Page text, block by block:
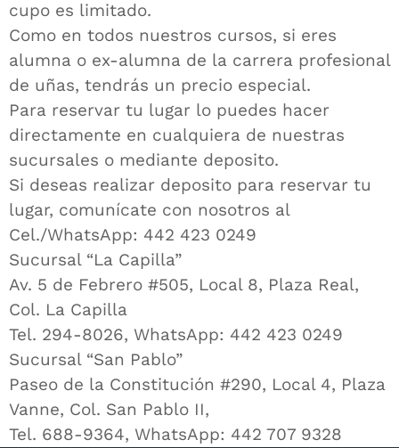
cupo es limitado.
Como en todos nuestros cursos, si eres
alumna o ex-alumna de la carrera profesional
de uñas, tendrás un precio especial.
Para reservar tu lugar lo puedes hacer
directamente en cualquiera de nuestras
sucursales o mediante deposito.
Si deseas realizar deposito para reservar tu
lugar, comunícate con nosotros al
Cel./WhatsApp: 442 423 0249
Sucursal “La Capilla”
Av. 5 de Febrero #505, Local 8, Plaza Real,
Col. La Capilla
Tel. 294-8026, WhatsApp: 442 423 0249
Sucursal “San Pablo”
Paseo de la Constitución #290, Local 4, Plaza
Vanne, Col. San Pablo II,
Tel. 688-9364, WhatsApp: 442 707 9328